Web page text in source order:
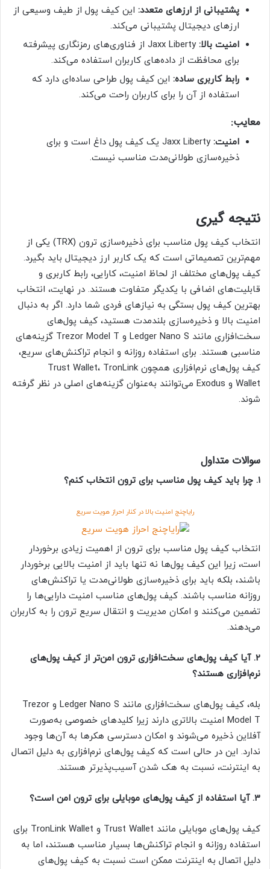
پشتیبانی از ارزهای متعدد: این کیف پول از طیف وسیعی از
ارزهای دیجیتال پشتیبانی می‌کند.
امنیت بالا:
Jaxx Liberty از فناوری‌های رمزنگاری پیشرفته
برای محافظت از داده‌های کاربران استفاده می‌کند.
رابط کاربری ساده: این کیف پول طراحی ساده‌ای دارد که
استفاده از آن را برای کاربران راحت می‌کند.
معایب:
امنیت:
Jaxx Liberty یک کیف پول داغ است و برای
ذخیره‌سازی طولانی‌مدت مناسب نیست.
نتیجه گیری
انتخاب کیف پول مناسب برای ذخیره‌سازی ترون (TRX) یکی از
مهم‌ترین تصمیماتی است که یک کاربر ارز دیجیتال باید بگیرد.
کیف پول‌های مختلف از لحاظ امنیت، کارایی، رابط کاربری و
قابلیت‌های اضافی با یکدیگر متفاوت هستند. در نهایت، انتخاب
بهترین کیف پول بستگی به نیازهای فردی شما دارد. اگر به دنبال
امنیت بالا و ذخیره‌سازی بلندمدت هستید، کیف پول‌های
سخت‌افزاری مانند Ledger Nano S و Trezor Model T گزینه‌های
مناسبی هستند. برای استفاده روزانه و انجام تراکنش‌های سریع،
کیف پول‌های نرم‌افزاری همچون Trust Wallet، TronLink
Wallet و Exodus می‌توانند به‌عنوان گزینه‌های اصلی در نظر گرفته
شوند.
سوالات متداول
1. چرا باید کیف پول مناسب برای ترون انتخاب کنم؟
رایاچنج امنیت بالا در کنار احراز هویت سریع
انتخاب کیف پول مناسب برای ترون از اهمیت زیادی برخوردار
است، زیرا این کیف پول‌ها نه تنها باید از امنیت بالایی برخوردار
باشند، بلکه باید برای ذخیره‌سازی طولانی‌مدت یا تراکنش‌های
روزانه مناسب باشند. کیف پول‌های مناسب امنیت دارایی‌ها را
تضمین می‌کنند و امکان مدیریت و انتقال سریع ترون را به کاربران
می‌دهند.
2. آیا کیف پول‌های سخت‌افزاری ترون امن‌تر از کیف پول‌های
نرم‌افزاری هستند؟
بله، کیف پول‌های سخت‌افزاری مانند Ledger Nano S و Trezor
Model T امنیت بالاتری دارند زیرا کلیدهای خصوصی به‌صورت
آفلاین ذخیره می‌شوند و امکان دسترسی هکرها به آن‌ها وجود
ندارد. این در حالی است که کیف پول‌های نرم‌افزاری به دلیل اتصال
به اینترنت، نسبت به هک شدن آسیب‌پذیرتر هستند.
3. آیا استفاده از کیف پول‌های موبایلی برای ترون امن است؟
کیف پول‌های موبایلی مانند Trust Wallet و TronLink Wallet برای
استفاده روزانه و انجام تراکنش‌ها بسیار مناسب هستند، اما به
دلیل اتصال به اینترنت ممکن است نسبت به کیف پول‌های